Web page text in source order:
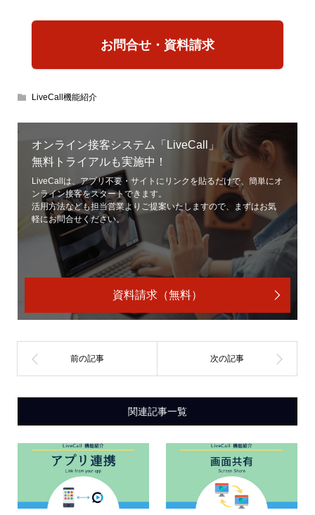
お問合せ・資料請求
LiveCall機能紹介
オンライン接客システム「LiveCall」
無料トライアルも実施中！
LiveCallは、アプリ不要・サイトにリンクを貼るだけで、簡単にオ
ンライン接客をスタートできます。
活用方法なども担当営業よりご提案いたしますので、まずはお気
軽にお問合せください。
資料請求（無料）
関連記事一覧